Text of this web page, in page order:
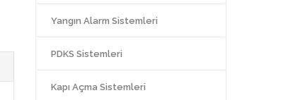
Yangın Alarm Sistemleri
PDKS Sistemleri
Kapı Açma Sistemleri